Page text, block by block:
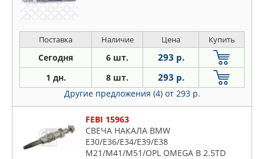
VAG
Поставка Наличие Цена Купить
Сегодня 6 шт. 293 р.
1 дн. 8 шт. 293 р.
Другие предложения (4) от 293 р.
FEBI 15963
СВЕЧА НАКАЛА BMW
E30/E36/E34/E39/E38
M21/M41/M51/OPL OMEGA B 2.5TD